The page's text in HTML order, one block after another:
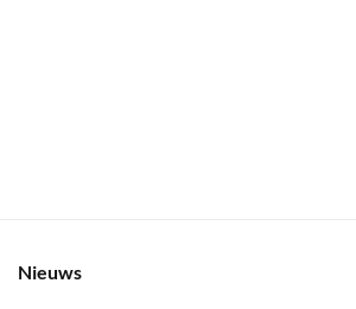
Nieuws